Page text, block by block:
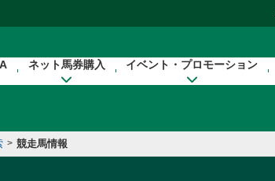
ネット馬券購入 イベント・プロモーション
> 競走馬情報